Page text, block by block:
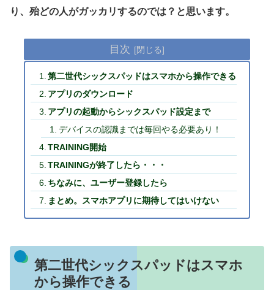
り、殆どの人がガッカリするのでは？と思います。
目次
第二世代シックスパッドはスマホから操作できる
アプリのダウンロード
アプリの起動からシックスパッド設定まで
デバイスの認識までは毎回やる必要あり！
TRAINING開始
TRAININGが終了したら・・・
ちなみに、ユーザー登録したら
まとめ。スマホアプリに期待してはいけない
第二世代シックスパッドはスマホ
から操作できる